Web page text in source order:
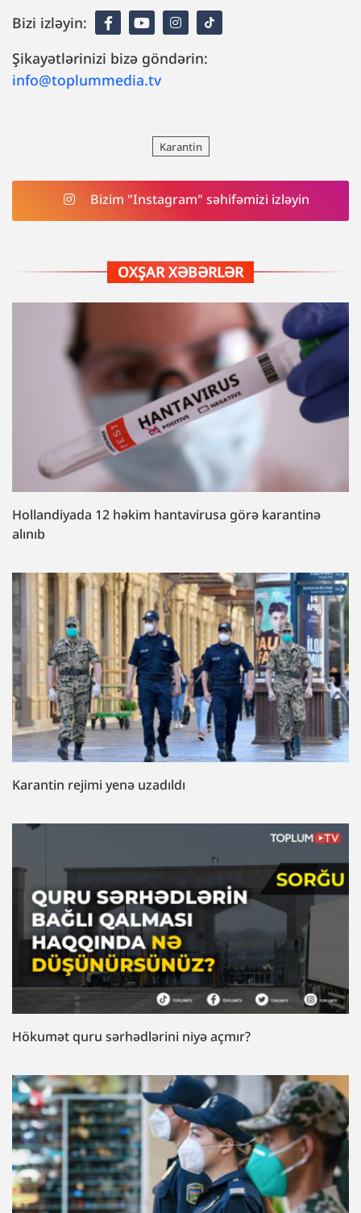
Bizi izləyin:
Şikayətlərinizi bizə göndərin:
info@toplummedia.tv
Karantin
Bizim "Instagram" səhifəmizi izləyin
OXŞAR XƏBƏRLƏR
Hollandiyada 12 həkim hantavirusa görə karantinə
alınıb
Karantin rejimi yenə uzadıldı
Hökumət quru sərhədlərini niyə açmır?